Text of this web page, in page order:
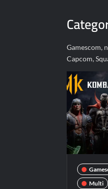
Gamescom,
Capcom,
Multi